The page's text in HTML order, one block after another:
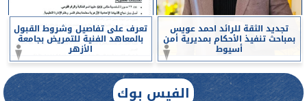
تجديد الثقة للرائد احمد عويس
بمباحث تنفيذ الأحكام بمديرية أمن
أسيوط
تعرف على تفاصيل وشروط القبول
بالمعاهد الفنية للتمريض بجامعة
الأزهر
الفيس بوك